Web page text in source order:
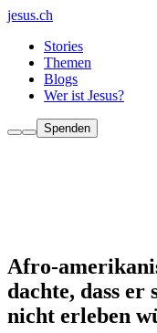
jesus.ch
Stories
Themen
Blogs
Wer ist Jesus?
Spenden
Afro-
dachte, dass er
nicht erleben